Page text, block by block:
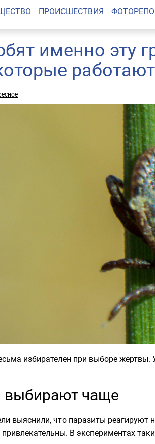
ПРОИСШЕСТВИЯ
именно эту
избирателен при выборе жертвы.
выбирают чаще
выяснили, что паразиты реагируют
В экспериментах